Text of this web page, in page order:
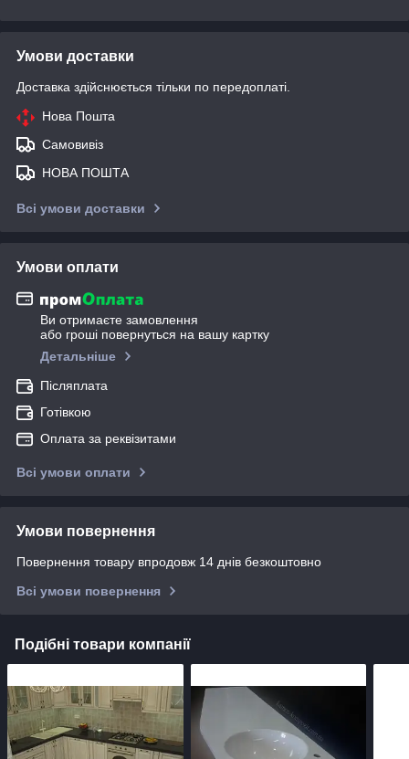
Умови доставки
Доставка здійснюється тільки по передоплаті.
Нова Пошта
Самовивіз
НОВА ПОШТА
Всі умови доставки
Умови оплати
Ви отримаєте замовлення
або гроші повернуться на вашу картку
Детальніше
Післяплата
Готівкою
Оплата за реквізитами
Всі умови оплати
Умови повернення
Повернення товару впродовж 14 днів безкоштовно
Всі умови повернення
Подібні товари компанії